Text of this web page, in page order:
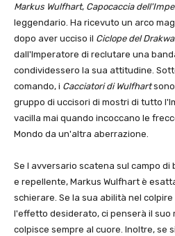
Markus Wulfhart, Capocaccia
leggendario. Ha ricevuto un arco
dopo aver ucciso il Ciclope del
dall'Imperatore di reclutare una
condividessero la sua attitudine.
comando, i Cacciatori di Wulfhartsono
gruppo di uccisori di mostri di tutto
vacilla mai quando incoccano le
Mondo da un'altra aberrazione.
Se l avversario scatena sul campo
e repellente, Markus Wulfhart è
schierare. Se la sua abilità nel
l'effetto desiderato, ci penserà il suo
colpisce sempre al cuore. Inoltre, se